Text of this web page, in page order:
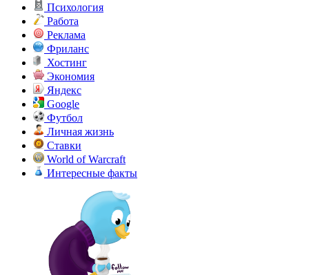
Психология
Работа
Реклама
Фриланс
Хостинг
Экономия
Яндекс
Google
Футбол
Личная жизнь
Ставки
World of Warcraft
Интересные факты